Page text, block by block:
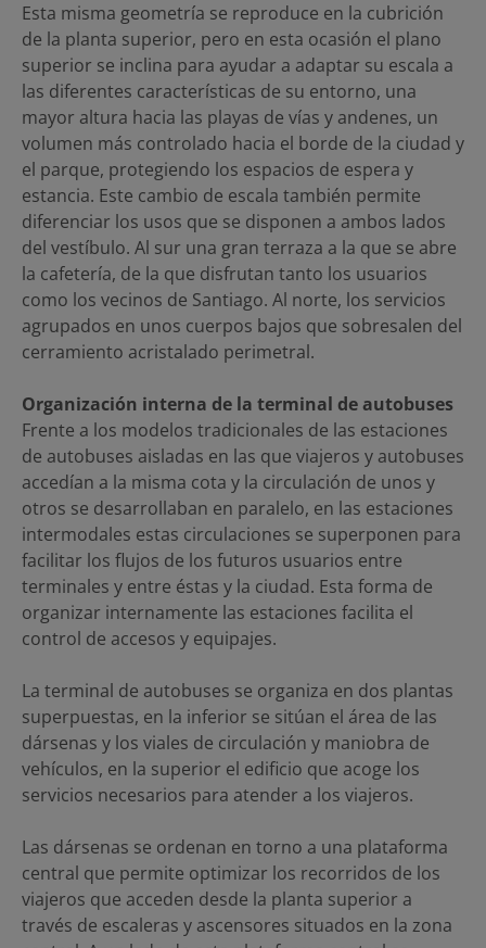
Esta misma geometría se reproduce en la cubrición
de la planta superior, pero en esta ocasión el plano
superior se inclina para ayudar a adaptar su escala a
las diferentes características de su entorno, una
mayor altura hacia las playas de vías y andenes, un
volumen más controlado hacia el borde de la ciudad y
el parque, protegiendo los espacios de espera y
estancia. Este cambio de escala también permite
diferenciar los usos que se disponen a ambos lados
del vestíbulo. Al sur una gran terraza a la que se abre
la cafetería, de la que disfrutan tanto los usuarios
como los vecinos de Santiago. Al norte, los servicios
agrupados en unos cuerpos bajos que sobresalen del
cerramiento acristalado perimetral.
Organización interna de la terminal de autobuses
Frente a los modelos tradicionales de las estaciones
de autobuses aisladas en las que viajeros y autobuses
accedían a la misma cota y la circulación de unos y
otros se desarrollaban en paralelo, en las estaciones
intermodales estas circulaciones se superponen para
facilitar los flujos de los futuros usuarios entre
terminales y entre éstas y la ciudad. Esta forma de
organizar internamente las estaciones facilita el
control de accesos y equipajes.
La terminal de autobuses se organiza en dos plantas
superpuestas, en la inferior se sitúan el área de las
dársenas y los viales de circulación y maniobra de
vehículos, en la superior el edificio que acoge los
servicios necesarios para atender a los viajeros.
Las dársenas se ordenan en torno a una plataforma
central que permite optimizar los recorridos de los
viajeros que acceden desde la planta superior a
través de escaleras y ascensores situados en la zona